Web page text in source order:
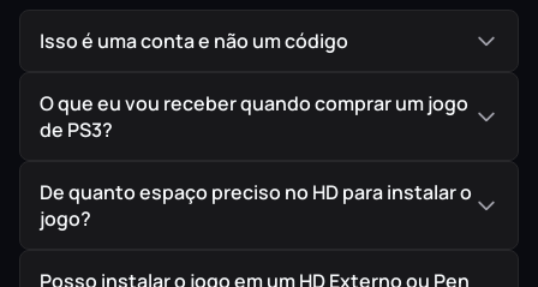
desenhos, IU e opções manuais de HD.
Partilha de repetições no YouTube: Repetições de
repetições directamente para o YouTube para partilha
IMPORTANTE!
diretamente na PlayStation Store, a Loja Oficial da Sony,
Isso é uma conta e não um código
O que eu vou receber quando comprar um jogo
de PS3?
De quanto espaço preciso no HD para instalar o
jogo?
Posso instalar o jogo em um HD Externo ou Pen